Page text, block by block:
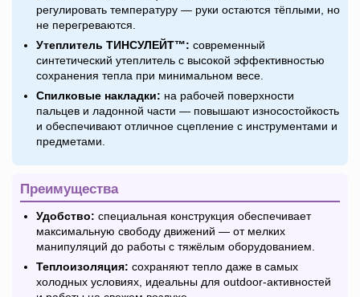
регулировать температуру — руки остаются тёплыми, но
не перегреваются.
Утеплитель ТИНСУЛЕЙТ™: современный
синтетический утеплитель с высокой эффективностью
сохранения тепла при минимальном весе.
Спилковые накладки: на рабочей поверхности
пальцев и ладонной части — повышают износостойкость
и обеспечивают отличное сцепление с инструментами и
предметами.
Преимущества
Удобство: специальная конструкция обеспечивает
максимальную свободу движений — от мелких
манипуляций до работы с тяжёлым оборудованием.
Теплоизоляция: сохраняют тепло даже в самых
холодных условиях, идеальны для outdoor-активностей